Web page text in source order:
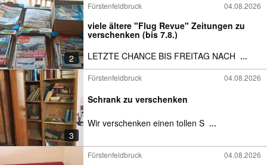
2
Fürstenfeldbruck 04.08.2026
viele ältere "Flug Revue" Zeitungen zu
verschenken (bis 7.8.)
LETZTE CHANCE BIS FREITAG NACH ...
3
Fürstenfeldbruck 04.08.2026
Schrank zu verschenken
Wir verschenken einen tollen S ...
Fürstenfeldbruck 04.08.2026